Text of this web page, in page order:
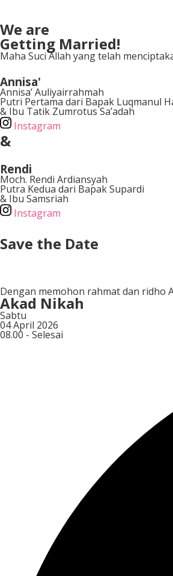
We are
Getting Married!
Maha Suci Allah yang telah
Annisa'
Annisa’ Auliyairrahmah
Putri Pertama dari Bapak Luqmanul
& Ibu Tatik Zumrotus Sa’adah
Instagram
&
Rendi
Moch. Rendi Ardiansyah
Putra Kedua dari Bapak Supardi
& Ibu Samsriah
Instagram
Save the Date
Dengan memohon rahmat dan ridho
Akad Nikah
Sabtu
04 April 2026
08.00 - Selesai